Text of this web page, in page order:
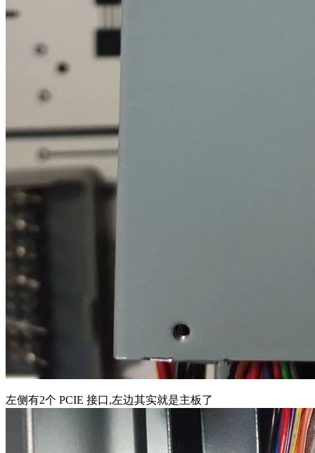
左侧有2个 PCIE 接口,左边其实就是主板了